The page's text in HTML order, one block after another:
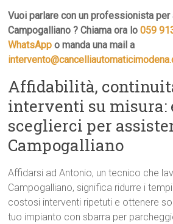
Vuoi parlare con un professionista
Campogalliano ? Chiama ora lo059
WhatsApp o manda una mail a
Affidabilità,
interventi su misura:
sceglierci per
Campogalliano
Affidarsi ad Antonio, un tecnico che
Campogalliano, significa ridurre i
costosi interventi ripetuti e ottenere
tuo impianto con sbarra per